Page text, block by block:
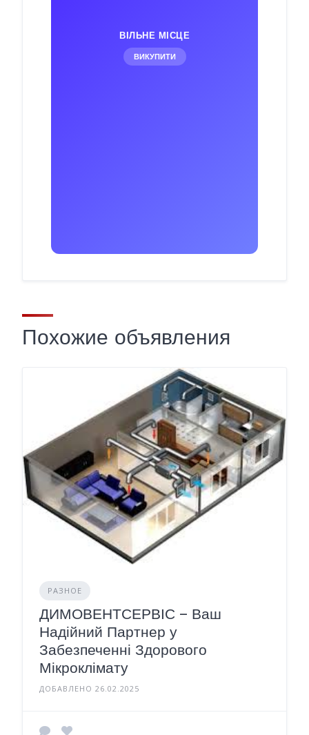
ВІЛЬНЕ МІСЦЕ
ВИКУПИТИ
Похожие объявления
РАЗНОЕ
ДИМОВЕНТСЕРВІС – Ваш
Надійний Партнер у
Забезпеченні Здорового
Мікроклімату
ДОБАВЛЕНО 26.02.2025